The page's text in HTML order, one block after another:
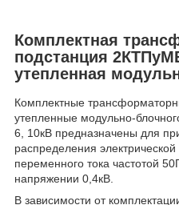
Комплектная
подстанция
утепленная
Комплектные
утепленные модульно-
6, 10кВ предназначены для
распределения
переменного тока частотой
напряжении 0,4кВ.
В зависимости от